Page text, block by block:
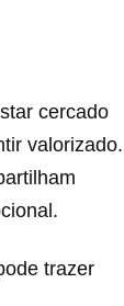
cercado
valorizado.
trazer